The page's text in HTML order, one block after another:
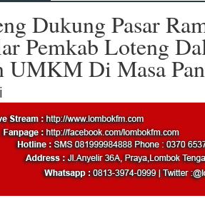
Dukung Pasar
Pemkab Loteng
UMKM Di Masa